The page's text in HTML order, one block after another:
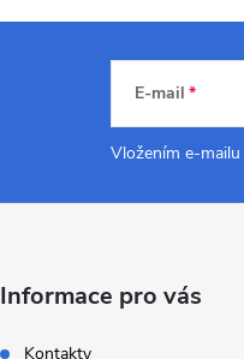
E-mail
Vložením e-
Informace pro vás
Kontakty